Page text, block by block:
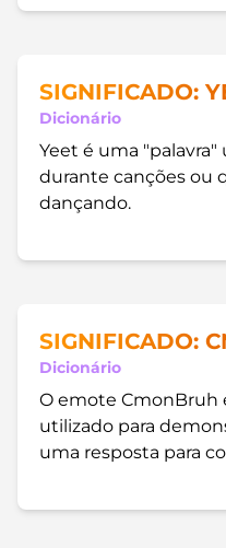
SIGNIFICADO:
Dicionário
Yeet é uma
durante canções ou
dançando.
SIGNIFICADO:
Dicionário
O emote
utilizado para
uma resposta para